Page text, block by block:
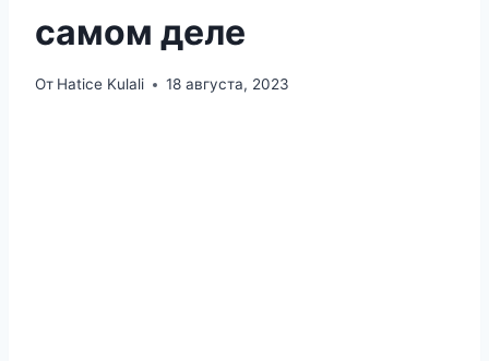
самом деле
От Hatice Kulali 18 августа, 2023